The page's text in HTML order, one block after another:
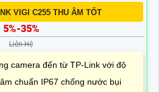
VIGI C255 THU ÂM TỐT
5%-35%
Liên Hệ
camera đến từ TP-Link với độ
chuẩn IP67 chống nước bụi